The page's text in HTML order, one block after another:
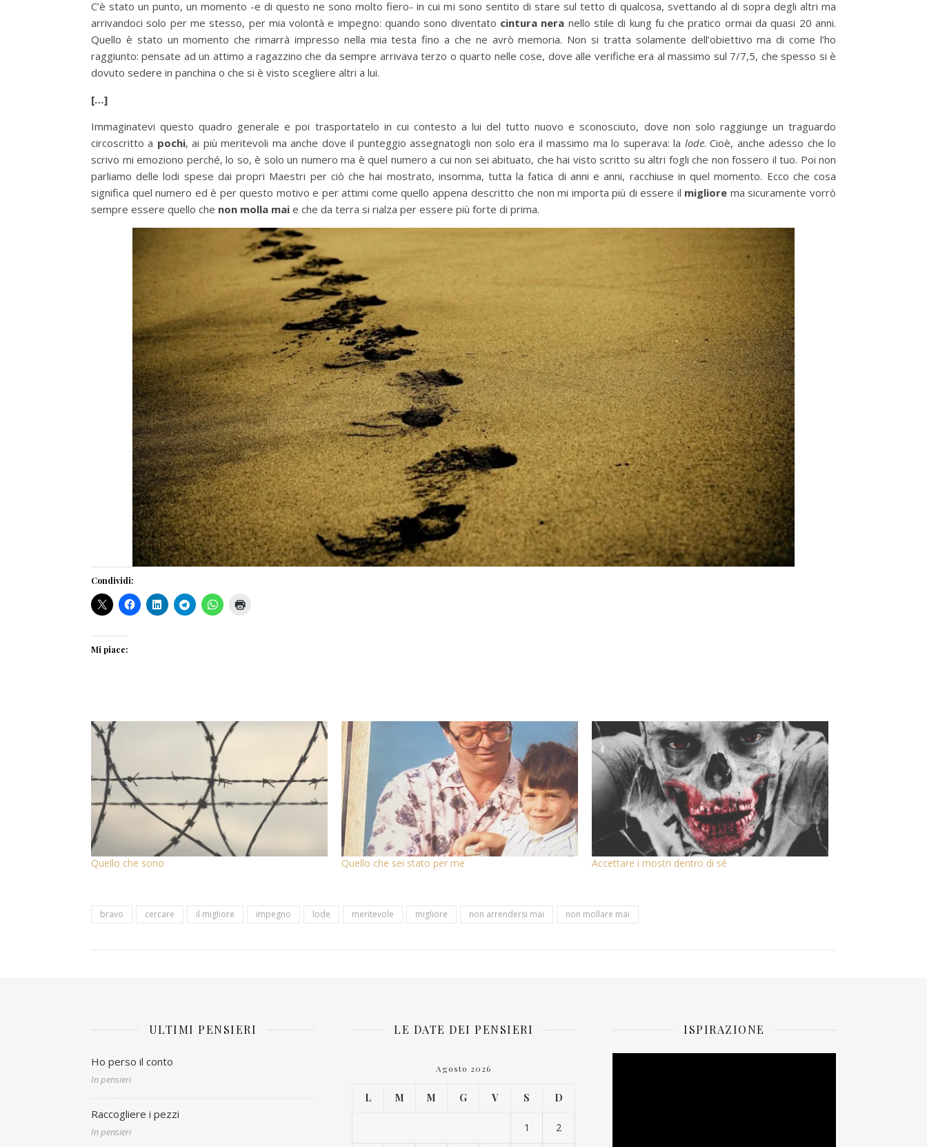
C’è stato un punto, un momento -e di questo ne sono molto fiero- in cui mi sono sentito di stare sul tetto di qualcosa, svettando al di sopra degli altri ma
arrivandoci solo per me stesso, per mia volontà e impegno: quando sono diventato cintura nera nello stile di kung fu che pratico ormai da quasi 20 anni.
Quello è stato un momento che rimarrà impresso nella mia testa fino a che ne avrò memoria. Non si tratta solamente dell’obiettivo ma di come l’ho
raggiunto: pensate ad un attimo a ragazzino che da sempre arrivava terzo o quarto nelle cose, dove alle verifiche era al massimo sul 7/7,5, che spesso si è
dovuto sedere in panchina o che si è visto scegliere altri a lui.
[…]
Immaginatevi questo quadro generale e poi trasportatelo in cui contesto a lui del tutto nuovo e sconosciuto, dove non solo raggiunge un traguardo
circoscritto a pochi, ai più meritevoli ma anche dove il punteggio assegnatogli non solo era il massimo ma lo superava: la lode. Cioè, anche adesso che lo
scrivo mi emoziono perché, lo so, è solo un numero ma è quel numero a cui non sei abituato, che hai visto scritto su altri fogli che non fossero il tuo. Poi non
parliamo delle lodi spese dai propri Maestri per ciò che hai mostrato, insomma, tutta la fatica di anni e anni, racchiuse in quel momento. Ecco che cosa
significa quel numero ed è per questo motivo e per attimi come quello appena descritto che non mi importa più di essere il migliore ma sicuramente vorrò
sempre essere quello che non molla mai e che da terra si rialza per essere più forte di prima.
Condividi:
Mi piace:
Quello che sono Quello che sei stato per me Accettare i mostri dentro di sé
bravo cercare il migliore impegno lode meritevole migliore non arrendersi mai non mollare mai
ULTIMI PENSIERI
Ho perso il conto
In pensieri
Raccogliere i pezzi
In pensieri
LE DATE DEI PENSIERI
Agosto 2026
L M M G V S D
1 2
ISPIRAZIONE